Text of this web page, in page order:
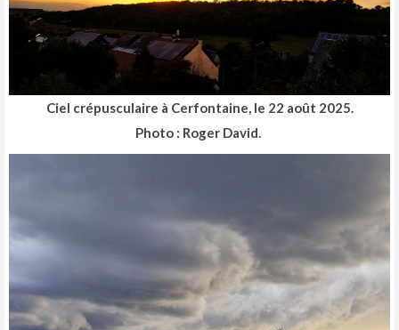
Ciel crépusculaire à Cerfontaine, le 22 août 2025.
Photo : Roger David.